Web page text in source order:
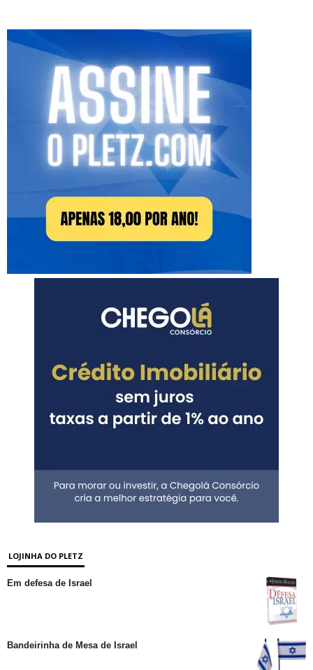
LOJINHA DO PLETZ
Em defesa de Israel
Bandeirinha de Mesa de Israel